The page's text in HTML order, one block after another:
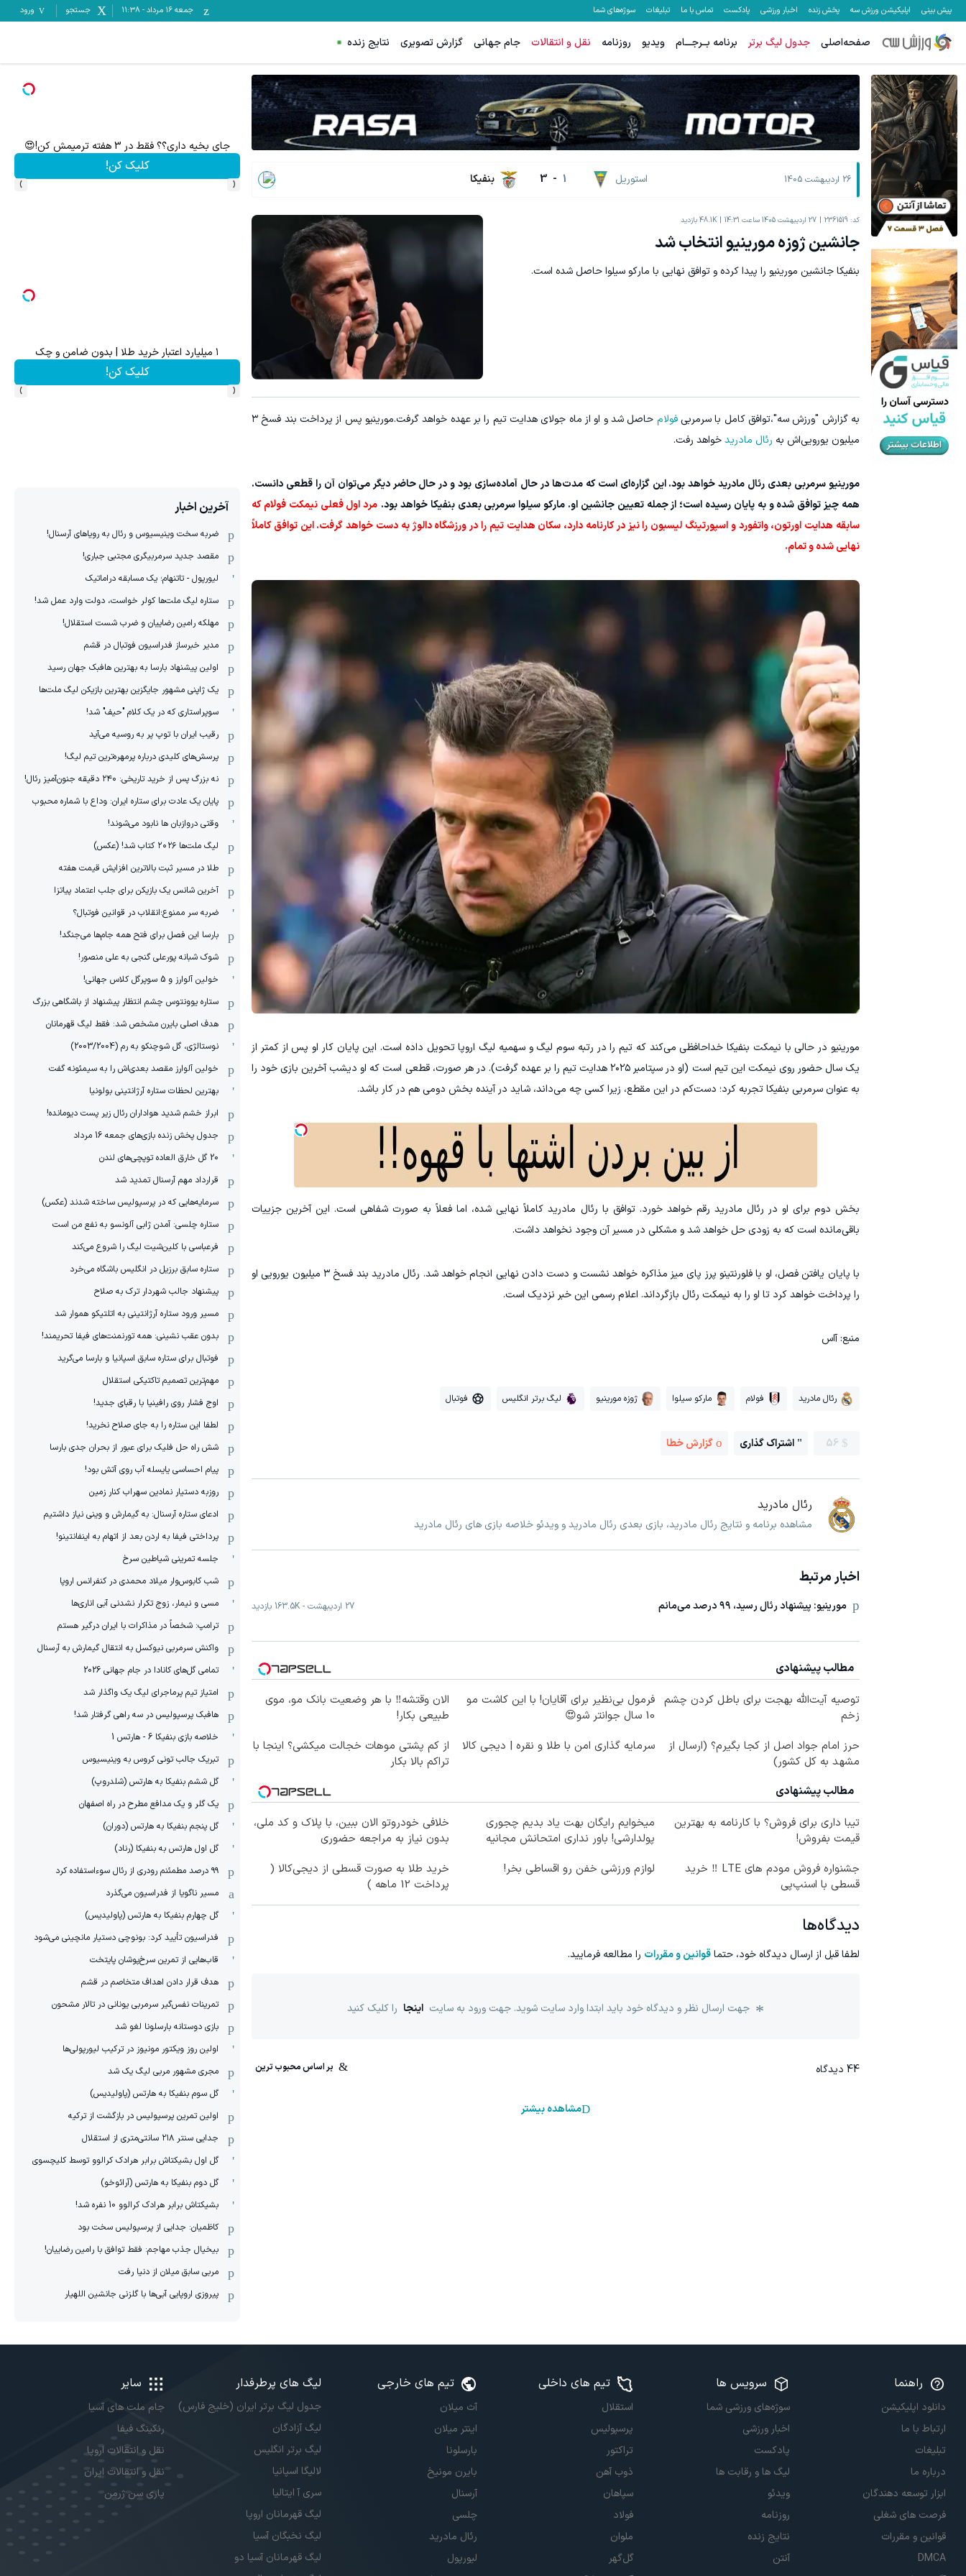
پیش بینی اپلیکیشن ورزش سه پخش زنده اخبار ورزشی پادکست تماس با ما تبلیغات سوژه‌های شما جمعه ۱۶ مرداد -
11:38 جستجو ورود
صفحه‌اصلی جدول لیگ برتر برنامه بــرجـــام ویدیو روزنامه نقل و انتقالات جام جهانی گزارش تصویری نتایج زنده
26 اردیبهشت 1405 استوریل 1
-
3 بنفیکا
کد: 2361519 27 اردیبهشت 1405 ساعت 14:31 48.1K بازدید
جانشین ژوزه مورینیو انتخاب شد
بنفیکا جانشین مورینیو را پیدا کرده و توافق نهایی با مارکو سیلوا حاصل شده است.
به گزارش "ورزش سه"،توافق کامل با سرمربیفولام
حاصل شد و او از ماه جولای هدایت تیم را بر عهده خواهد گرفت.مورینیو پس از پرداخت بند فسخ ۳
میلیون یورویی‌اش به رئال مادریدخواهد رفت.
مورینیو سرمربی بعدی رئال مادرید خواهد بود. این گزاره‌ای است که مدت‌ها در حال آماده‌سازی بود و در حال حاضر دیگر می‌توان آن را قطعی دانست.
همه چیز توافق شده و به پایان رسیده است؛ از جمله تعیین جانشین او. مارکو سیلوا سرمربی بعدی بنفیکا خواهد بود. مرد اول فعلی نیمکت فولام که
سابقه هدایت اورتون، واتفورد و اسپورتینگ لیسبون را نیز در کارنامه دارد، سکان هدایت تیم را در ورزشگاه دالوژ به دست خواهد گرفت. این توافق کاملاً
نهایی شده و تمام.
مورینیو در حالی با نیمکت بنفیکا خداحافظی می‌کند که تیم را در رتبه سوم لیگ و سهمیه لیگ اروپا تحویل داده است. این پایان کار او پس از کمتر از
یک سال حضور روی نیمکت این تیم است (او در سپتامبر ۲۰۲۵ هدایت تیم را بر عهده گرفت). در هر صورت، قطعی است که او دیشب آخرین بازی خود را
به عنوان سرمربی بنفیکا تجربه کرد؛ دست‌کم در این مقطع، زیرا کسی چه می‌داند، شاید در آینده بخش دومی هم در کار باشد.
بخش دوم برای او در رئال مادرید رقم خواهد خورد. توافق با رئال مادرید کاملاً نهایی شده، اما فعلاً به صورت شفاهی است. این آخرین جزییات
باقی‌مانده است که به زودی حل خواهد شد و مشکلی در مسیر آن وجود نخواهد داشت.
با پایان یافتن فصل، او با فلورنتینو پرز پای میز مذاکره خواهد نشست و دست دادن نهایی انجام خواهد شد. رئال مادرید بند فسخ ۳ میلیون یورویی او
را پرداخت خواهد کرد تا او را به نیمکت رئال بازگرداند. اعلام رسمی این خبر نزدیک است.
منبع: آاس
رئال مادرید فولام مارکو سیلوا ژوزه مورینیو لیگ برتر انگلیس فوتبال
56 اشتراک گذاری گزارش خطا
رئال مادرید
مشاهده برنامه و نتایج رئال مادرید، بازی بعدی رئال مادرید و ویدئو خلاصه بازی های رئال مادرید
اخبار مرتبط
مورینیو: پیشنهاد رئال رسید، ۹۹ درصد می‌مانم 27 اردیبهشت -
163.5K بازدید
مطالب پیشنهادی
توصیه آیت‌الله بهجت برای باطل کردن چشم
زخم
فرمول بی‌نظیر برای آقایان! با این کاشت مو
10 سال جوانتر شو😍
الان وقتشه‼️ با هر وضعیت بانک مو، موی
طبیعی بکار!
حرز امام جواد اصل از کجا بگیرم؟ (ارسال از
مشهد به کل کشور)
سرمایه گذاری امن با طلا و نقره | دیجی کالا
از کم پشتی موهات خجالت میکشی؟ اینجا با
تراکم بالا بکار
مطالب پیشنهادی
تیبا داری برای فروش؟ با کارنامه به بهترین
قیمت بفروش!
میخوایم رایگان بهت یاد بدیم چجوری
پولدارشی! باور نداری امتحانش مجانیه
خلافی خودروتو الان ببین، با پلاک و کد ملی،
بدون نیاز به مراجعه حضوری
جشنواره فروش مودم های LTE ‼️ خرید
قسطی با اسنپ‌پی
لوازم ورزشی خفن رو اقساطی بخر!
خرید طلا به صورت قسطی از دیجی‌کالا (
پرداخت 12 ماهه )
دیدگاه‌ها
لطفا قبل از ارسال دیدگاه خود، حتماقوانین و مقررات را مطالعه فرمایید.
جهت ارسال نظر و دیدگاه خود باید ابتدا وارد سایت شوید. جهت ورود به سایت اینجا را کلیک کنید
44 دیدگاه
مشاهده بیشتر
جای بخیه داری؟؟ فقط در 3 هفته ترمیمش کن!😍
کلیک کن!
فرم خود
‹
›
کلیک کن!
چرا تو نباید بنز و بی‌ام‌و زیر پات باشه؟ (دوره رایگان درآمد
کلیک کن!
برای
‹
›
آخرین اخبار
ضربه سخت وینیسیوس و رئال به رویاهای آرسنال!
مقصد جدید سرمربیگری مجتبی جباری!
لیورپول - تاتنهام؛ یک مسابقه دراماتیک
ستاره لیگ ملت‌ها کولر خواست، دولت وارد عمل شد!
مهلکه رامین رضاییان و ضرب شست استقلال!
مدیر خبرساز فدراسیون فوتبال در قشم
اولین پیشنهاد بارسا به بهترین هافبک جهان رسید
یک ژاپنی مشهور جایگزین بهترین بازیکن لیگ ملت‌ها
سوپراستاری که در یک کلام "حیف" شد!
رقیب ایران با توپ پر به روسیه می‌آید
پرسش‌های کلیدی درباره پرمهره‌ترین تیم لیگ!
نه بزرگ پس از خرید تاریخی: ۲۴۰ دقیقه جنون‌آمیز رئال!
پایان یک عادت برای ستاره ایران: وداع با شماره محبوب
وقتی دروازبان ها نابود می‌شوند!
لیگ ملت‌ها ٢٠٢۶ کتاب شد! (عکس)
طلا در مسیر ثبت بالاترین افزایش قیمت هفته
آخرین شانس یک بازیکن برای جلب اعتماد پیاتزا
ضربه سر ممنوع؛انقلاب در قوانین فوتبال؟
بارسا این فصل برای فتح همه جام‌ها می‌جنگد!
شوک شبانه پورعلی گنجی به علی منصور!
خولین آلوارز و 5 سوپرگل کلاس جهانی!
ستاره یوونتوس چشم انتظار پیشنهاد از باشگاهی بزرگ
هدف اصلی بایرن مشخص شد: فقط لیگ قهرمانان
نوستالژی، گل شوچنکو به رم (2003/2004)
خولین آلوارز مقصد بعدی‌اش را به سیمئونه گفت
بهترین لحظات ستاره آرژانتینی بولونیا
ابراز خشم شدید هواداران رئال زیر پست دیومانده!
جدول پخش زنده بازی‌های جمعه 16 مرداد
20 گل خارق العاده توپچی‌های لندن
قرارداد مهم آرسنال تمدید شد
سرمایه‌هایی که در پرسپولیس ساخته شدند (عکس)
ستاره چلسی: آمدن ژابی آلونسو به نفع من است
فرعباسی با کلین‌شیت لیگ را شروع می‌کند
ستاره سابق برزیل در انگلیس باشگاه می‌خرد
پیشنهاد جالب شهردار ترک به صلاح
مسیر ورود ستاره آرژانتینی به اتلتیکو هموار شد
بدون عقب نشینی: همه تورنمنت‌های فیفا تحریمند!
فوتبال برای ستاره سابق اسپانیا و بارسا می‌گرید
مهم‌ترین تصمیم تاکتیکی استقلال
اوج فشار روی رافینیا با رقبای جدید!
لطفا این ستاره را به جای صلاح نخرید!
شش راه حل فلیک برای عبور از بحران جدی بارسا
پیام احساسی یایسله آب روی آتش بود!
روزبه دستیار نمادین سهراب کنار زمین
ادعای ستاره آرسنال: به گیمارش و وینی نیاز داشتیم
پرداختی فیفا به اردن بعد از اتهام به اینفانتینو!
جلسه تمرینی شیاطین سرخ
شب کابوس‌وار میلاد محمدی در کنفرانس اروپا
مسی و نیمار، زوج تکرار نشدنی آبی اناری‌ها
ترامپ: شخصاً در مذاکرات با ایران درگیر هستم
واکنش سرمربی نیوکسل به انتقال گیمارش به آرسنال
تمامی گل‌های کانادا در جام جهانی 2026
امتیاز تیم پرماجرای لیگ یک واگذار شد
هافبک پرسپولیس در سه راهی گرفتار شد!
خلاصه بازی بنفیکا 6 - هارتس 1
تبریک جالب تونی کروس به وینیسیوس
گل ششم بنفیکا به هارتس (شلدروپ)
یک گلر و یک مدافع مطرح در راه اصفهان
گل پنجم بنفیکا به هارتس (دوران)
گل اول هارتس به بنفیکا (رناد)
۹۹ درصد مطمئنم رودری از رئال سوءاستفاده کرد
مسیر ناگویا از فدراسیون می‌گذرد
گل چهارم بنفیکا به هارتس (پاولیدیس)
فدراسیون تأیید کرد: بونوچی دستیار مانچینی می‌شود
قاب‌هایی از تمرین سرخ‌پوشان پایتخت
هدف قرار دادن اهداف متخاصم در قشم
‏تمرینات نفس‌گیر سرمربی یونانی در تالار مشحون
بازی دوستانه بارسلونا لغو شد
اولین روز ویکتور مونیوز در ترکیب لیورپولی‌ها
مجری مشهور مربی لیگ یک شد
گل سوم بنفیکا به هارتس (پاولیدیس)
اولین تمرین پرسپولیس در بازگشت از ترکیه
جدایی سنتر ۲۱۸ سانتی‌متری از استقلال
گل اول بشیکتاش برابر هرادک کرالوو توسط کلیچسوی
گل دوم بنفیکا به هارتس (آرائوخو)
بشیکتاش برابر هرادک کرالوو 10 نفره شد!
کاظمیان: جدایی از پرسپولیس سخت بود
بیخیال جذب مهاجم: فقط توافق با رامین رضاییان!
مربی سابق میلان از دنیا رفت
پیروزی اروپایی آبی‌ها با گلزنی جانشین اللهیار
راهنما
دانلود اپلیکیشن
ارتباط با ما
تبلیغات
درباره ما
ابزار توسعه دهندگان
فرصت های شغلی
قوانین و مقررات
DMCA
سرویس ها
سوژه‌های ورزشی شما
اخبار ورزشی
پادکست
لیگ ها و رقابت ها
ویدئو
روزنامه
نتایج زنده
آنتن
تیم های داخلی
استقلال
پرسپولیس
تراکتور
ذوب آهن
سپاهان
فولاد
ملوان
گل‌گهر
تیم های خارجی
آث میلان
اینتر میلان
بارسلونا
بایرن مونیخ
آرسنال
چلسی
رئال مادرید
لیورپول
لیگ های پرطرفدار
جدول لیگ برتر ایران (خلیج فارس)
لیگ آزادگان
لیگ برتر انگلیس
لالیگا اسپانیا
سری آ ایتالیا
لیگ قهرمانان اروپا
لیگ نخبگان آسیا
لیگ قهرمانان آسیا دو
سایر
جام ملت های آسیا
رنکینگ فیفا
نقل و انتقالات اروپا
نقل و انتقالات ایران
پاری سن ژرمن